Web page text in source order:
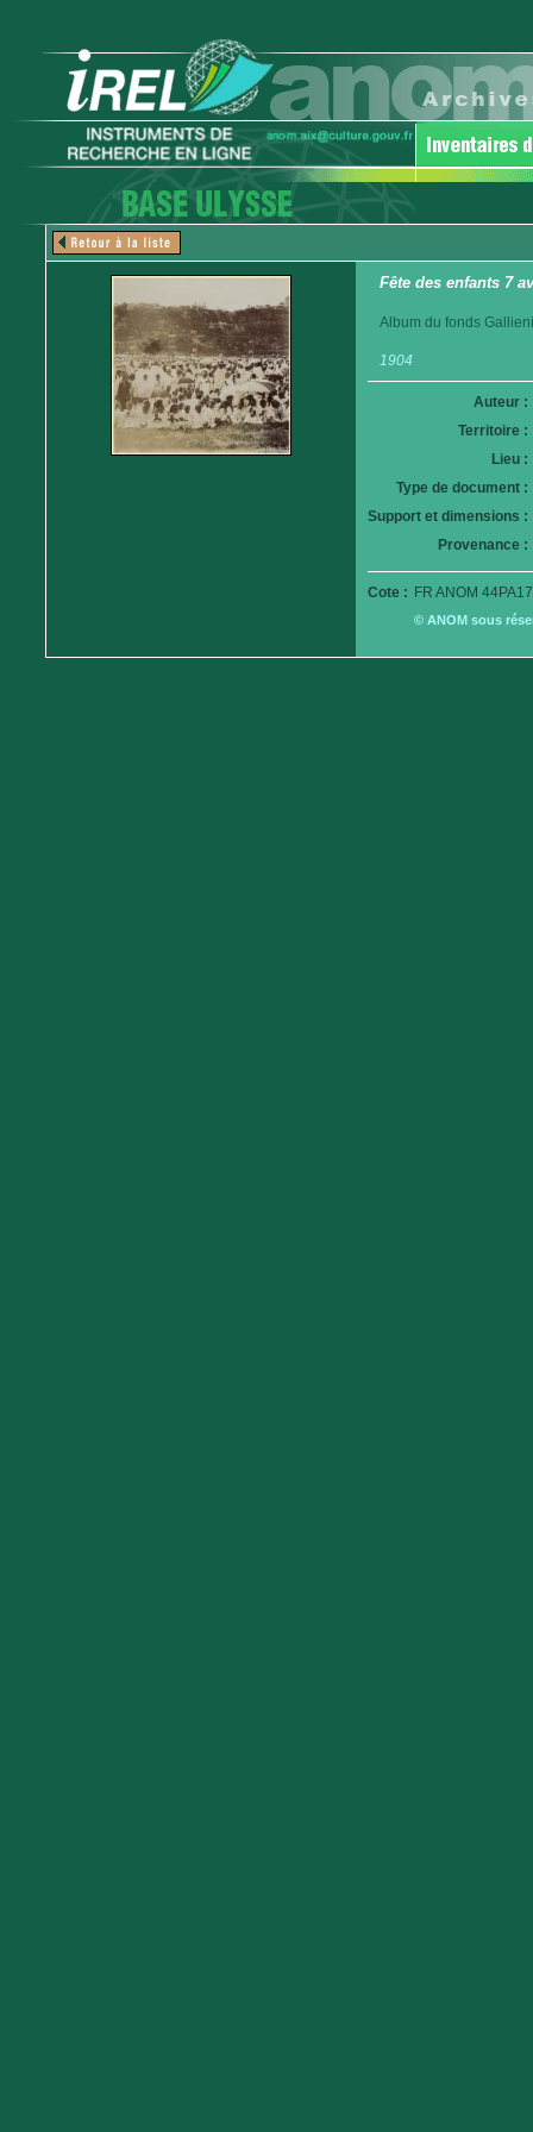
Fête des enfants 7
Album du fonds
1904
Auteur :
Territoire :
Lieu :
Type de document :
Support et dimensions :
Provenance :
Cote : FR ANOM
© ANOM sous